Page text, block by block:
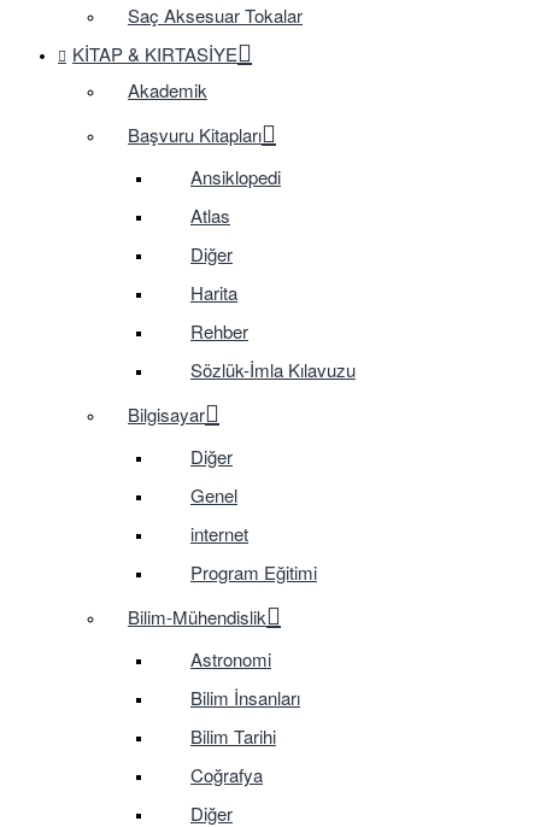
Saç Aksesuar Tokalar
KITAP & KIRTASIYE
Akademik
Başvuru Kitapları
Ansiklopedi
Atlas
Diğer
Harita
Rehber
Sözlük-İmla Kılavuzu
Bilgisayar
Diğer
Genel
internet
Program Eğitimi
Bilim-Mühendislik
Astronomi
Bilim İnsanları
Bilim Tarihi
Coğrafya
Diğer